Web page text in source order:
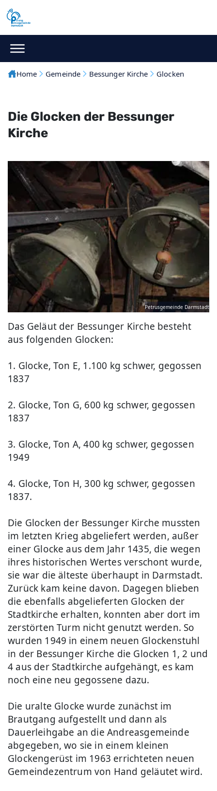
Home Gemeinde Bessunger Kirche Glocken
Die Glocken der Bessunger
Kirche
Petrusgemeinde Darmstadt
Das Geläut der Bessunger Kirche besteht
aus folgenden Glocken:
1. Glocke, Ton E, 1.100 kg schwer, gegossen
1837
2. Glocke, Ton G, 600 kg schwer, gegossen
1837
3. Glocke, Ton A, 400 kg schwer, gegossen
1949
4. Glocke, Ton H, 300 kg schwer, gegossen
1837.
Die Glocken der Bessunger Kirche mussten
im letzten Krieg abgeliefert werden, außer
einer Glocke aus dem Jahr 1435, die wegen
ihres historischen Wertes verschont wurde,
sie war die älteste überhaupt in Darmstadt.
Zurück kam keine davon. Dagegen blieben
die ebenfalls abgelieferten Glocken der
Stadtkirche erhalten, konnten aber dort im
zerstörten Turm nicht genutzt werden. So
wurden 1949 in einem neuen Glockenstuhl
in der Bessunger Kirche die Glocken 1, 2 und
4 aus der Stadtkirche aufgehängt, es kam
noch eine neu gegossene dazu.
Die uralte Glocke wurde zunächst im
Brautgang aufgestellt und dann als
Dauerleihgabe an die Andreasgemeinde
abgegeben, wo sie in einem kleinen
Glockengerüst im 1963 errichteten neuen
Gemeindezentrum von Hand geläutet wird.